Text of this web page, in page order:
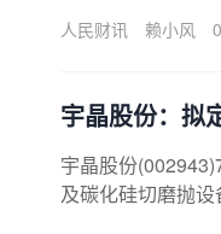
人民财讯
赖小风
宇晶股份：拟
宇晶股份
及碳化硅切磨抛